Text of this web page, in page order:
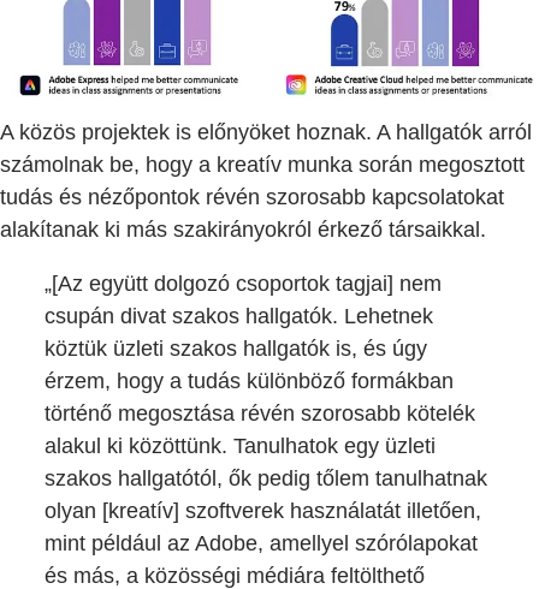
A közös projektek is előnyöket hoznak. A hallgatók arról
számolnak be, hogy a kreatív munka során megosztott
tudás és nézőpontok révén szorosabb kapcsolatokat
alakítanak ki más szakirányokról érkező társaikkal.
„[Az együtt dolgozó csoportok tagjai] nem
csupán divat szakos hallgatók. Lehetnek
köztük üzleti szakos hallgatók is, és úgy
érzem, hogy a tudás különböző formákban
történő megosztása révén szorosabb kötelék
alakul ki közöttünk. Tanulhatok egy üzleti
szakos hallgatótól, ők pedig tőlem tanulhatnak
olyan [kreatív] szoftverek használatát illetően,
mint például az Adobe, amellyel szórólapokat
és más, a közösségi médiára feltölthető